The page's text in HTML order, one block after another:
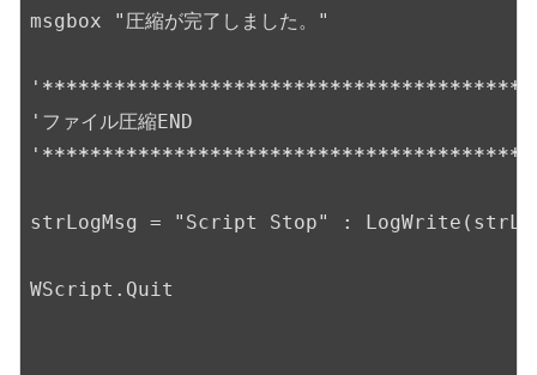
msgbox "圧縮が完了しました。"
' ****************************************
'ファイル圧縮END
' ****************************************
strLogMsg = "Script Stop" :
WScript.Quit